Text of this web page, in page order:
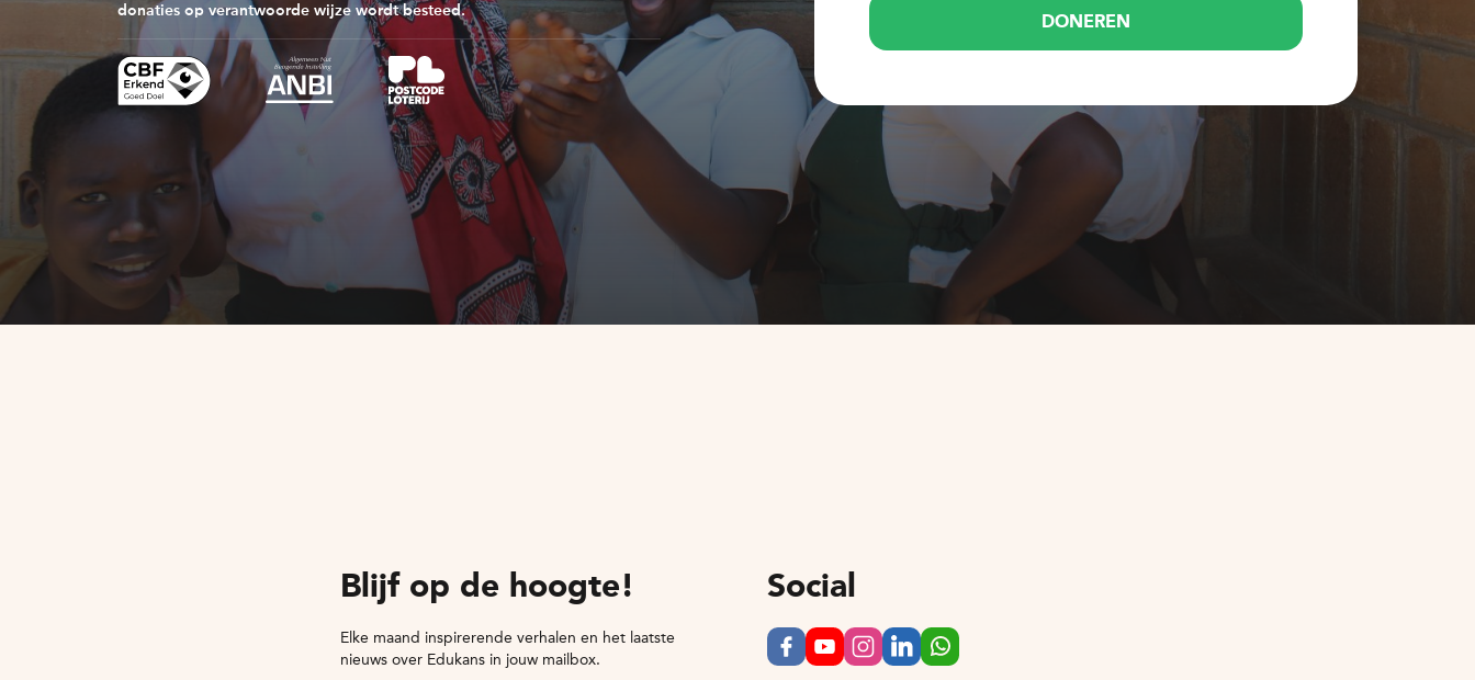
donaties op verantwoorde wijze wordt besteed.
DONEREN
Blijf op de hoogte!
Elke maand inspirerende verhalen en het laatste
nieuws over Edukans in jouw mailbox.
Social